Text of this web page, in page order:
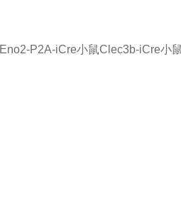
Eno2-P2A-iCre小鼠Clec3b-iCre小